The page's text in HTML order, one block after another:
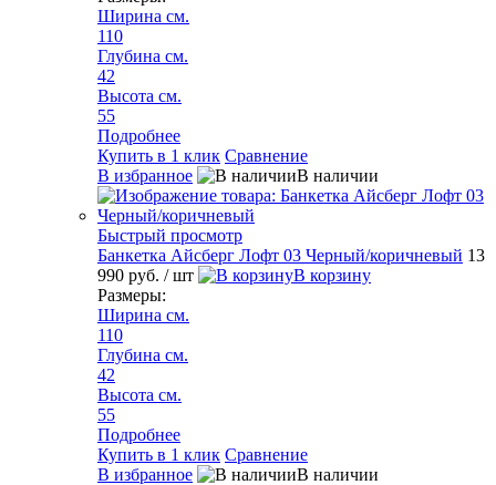
Ширина см.
110
Глубина см.
42
Высота см.
55
Подробнее
Купить в 1 клик Сравнение
В избранное
В наличии
Быстрый просмотр
Банкетка Айсберг Лофт 03 Черный/коричневый 13
990 руб. / шт
В корзину
Размеры:
Ширина см.
110
Глубина см.
42
Высота см.
55
Подробнее
Купить в 1 клик Сравнение
В избранное
В наличии